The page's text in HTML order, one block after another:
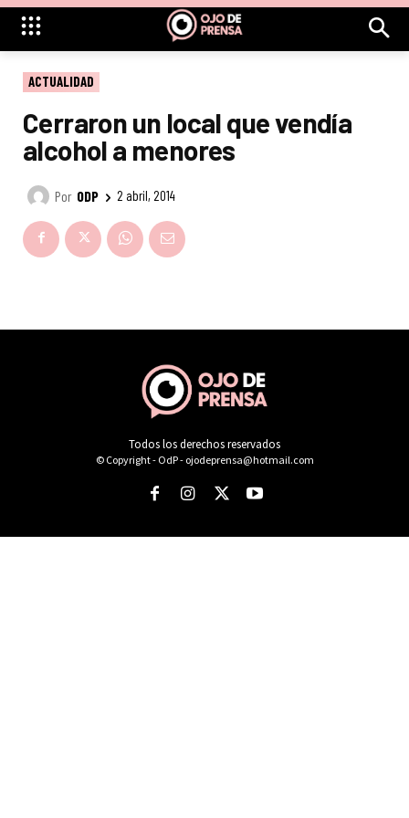
ACTUALIDAD
Cerraron un local que vendía
alcohol a menores
Por ODP 2 abril, 2014
Todos los derechos reservados
© Copyright - OdP - ojodeprensa@hotmail.com